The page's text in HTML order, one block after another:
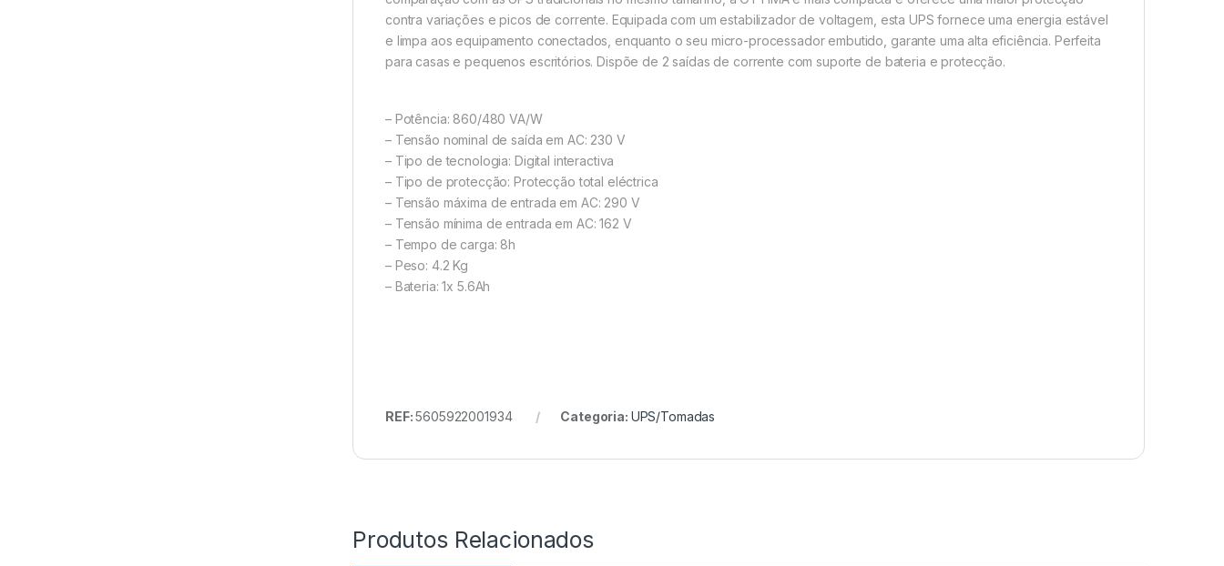
contra variações e picos de corrente. Equipada com um estabilizador de voltagem, esta UPS fornece uma energia estável
e limpa aos equipamento conectados, enquanto o seu micro-processador embutido, garante uma alta eficiência. Perfeita
para casas e pequenos escritórios. Dispõe de 2 saídas de corrente com suporte de bateria e protecção.
– Potência: 860/480 VA/W
– Tensão nominal de saída em AC: 230 V
– Tipo de tecnologia: Digital interactiva
– Tipo de protecção: Protecção total eléctrica
– Tensão máxima de entrada em AC: 290 V
– Tensão mínima de entrada em AC: 162 V
– Tempo de carga: 8h
– Peso: 4.2 Kg
– Bateria: 1x 5.6Ah
REF:5605922001934 Categoria: UPS/Tomadas
Produtos Relacionados